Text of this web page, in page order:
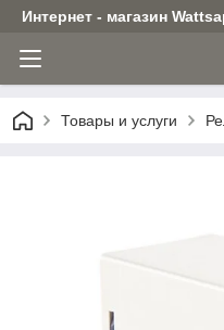
Интернет - магазин
Товары и услуги